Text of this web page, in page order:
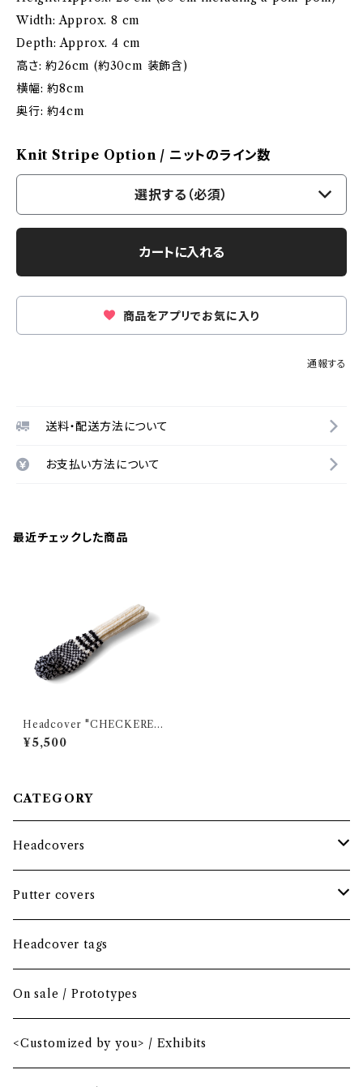
Width: Approx. 8 cm
Depth: Approx. 4 cm
高さ: 約26cm (約30cm 装飾含)
横幅: 約8cm
奥行: 約4cm
Knit Stripe Option / ニットのライン数
選択する（必須）
カートに入れる
商品をアプリでお気に入り
通報する
送料・配送方法について
お支払い方法について
最近チェックした商品
Headcover "CHECKERED
FLAG" / Hybrid
¥5,500
CATEGORY
Headcovers
Headcover bundle
Driver
Mini Driver (Option)
Fairway wood
Putter covers
Blade
Small mallet
Mid mallet
Headcover tags
On sale / Prototypes
<Customized by you> / Exhibits